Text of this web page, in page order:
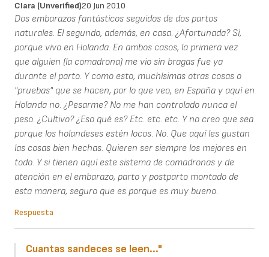
Clara (unverified)20 Jun 2010
Dos embarazos fantásticos seguidos de dos partos
naturales. El segundo, además, en casa. ¿Afortunada? Sí,
porque vivo en Holanda. En ambos casos, la primera vez
que alguien (la comadrona) me vio sin bragas fue ya
durante el parto. Y como esto, muchísimas otras cosas o
"pruebas" que se hacen, por lo que veo, en España y aquí en
Holanda no. ¿Pesarme? No me han controlado nunca el
peso. ¿Cultivo? ¿Eso qué es? Etc. etc. etc. Y no creo que sea
porque los holandeses estén locos. No. Que aquí les gustan
las cosas bien hechas. Quieren ser siempre los mejores en
todo. Y si tienen aquí este sistema de comadronas y de
atención en el embarazo, parto y postparto montado de
esta manera, seguro que es porque es muy bueno.
Respuesta
Cuantas sandeces se leen..."